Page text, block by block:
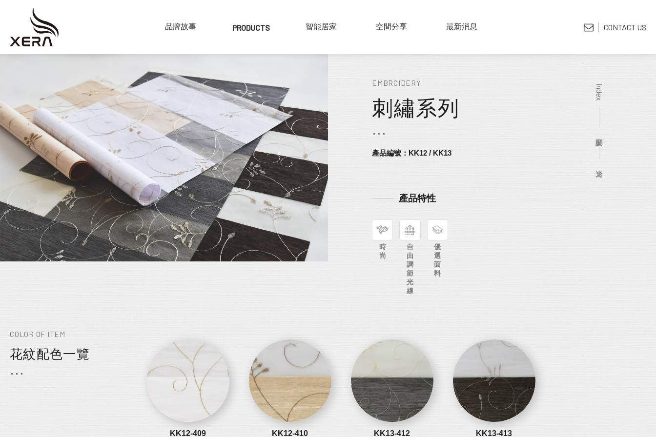
ABOUT US
品牌故事 PRODUCTS
產品介紹
捲簾
垂直柔紗簾
鋁片百葉
布片百葉
SMART HOME
智能居家 COLLECTIONS
空間分享 LATEST NEWS
最新消息 CONTACT US
Index
EMBROIDERY
刺繡系列
產品編號：KK12 / KK13
產品特性
時
尚
自
由
調
節
光
線
優
選
面
料
COLOR OF ITEM
花紋配色一覽
KK12-409 KK12-410 KK13-412 KK13-413